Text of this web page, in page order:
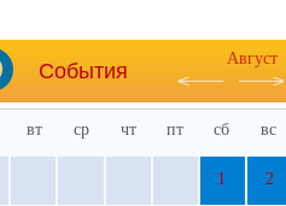
События
Август
вт ср чт пт сб вс
1 2